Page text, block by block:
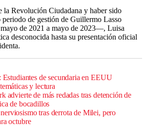
la Revolución Ciudadana y haber sido
periodo de gestión de Guillermo Lasso
de 2021 a mayo de 2023—, Luisa
desconocida hasta su presentación oficial
de secundaria en EEUU
y lectura
advierte de más redadas tras detención de
de bocadillos
tras derrota de Milei, pero
octubre